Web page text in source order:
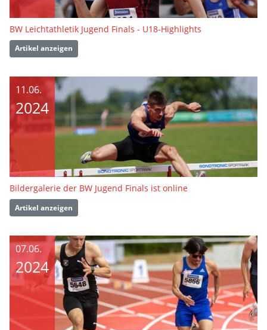
BW Leichtathletik Jugend Finals - U18-Highlights
Artikel anzeigen
11.06.
2024
Bildergalerie der BW Jugend Finals ist online
Artikel anzeigen
07.06.
2024